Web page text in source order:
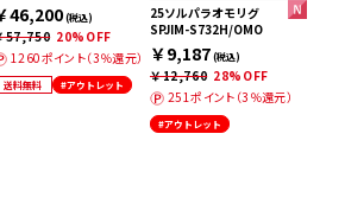
46,200(税込)
57,750 20%OFF
1260ポイント（3％還元）
送料無料 #アウトレット
25ソルパラオモリグ
SPJIM-S732H/OMO
￥9,187(税込)
￥12,760 28%OFF
251ポイント（3％還元）
#アウトレット